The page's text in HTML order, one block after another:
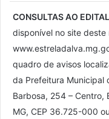
CONSULTAS AO
disponível no site deste
quadro de avisos
da Prefeitura Municipal
Barbosa, 254 – Centro,
MG, CEP 36.725-000